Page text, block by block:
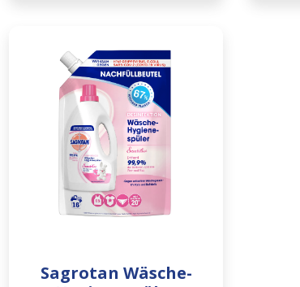
Sagrotan Wäsche-